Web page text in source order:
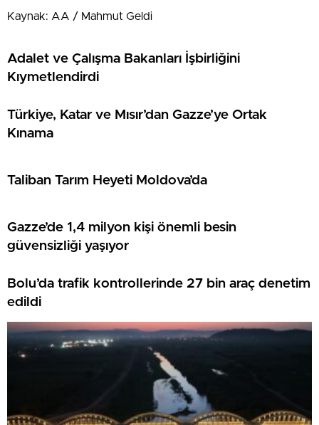
Kaynak: AA / Mahmut Geldi
Adalet ve Çalışma Bakanları İşbirliğini
Kıymetlendirdi
Türkiye, Katar ve Mısır’dan Gazze’ye Ortak
Kınama
Taliban Tarım Heyeti Moldova’da
Gazze’de 1,4 milyon kişi önemli besin
güvensizliği yaşıyor
Bolu’da trafik kontrollerinde 27 bin araç denetim
edildi